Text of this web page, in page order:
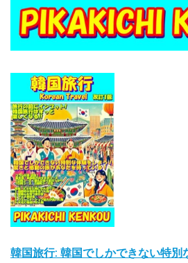
韓国旅行: 韓国でしかできない特別